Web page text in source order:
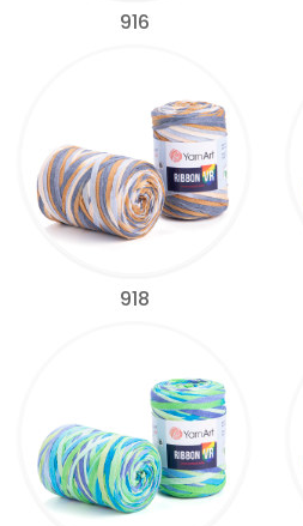
916
918